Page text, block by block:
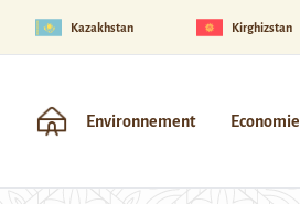
Kazakhstan Kirghizstan
Environnement Economie